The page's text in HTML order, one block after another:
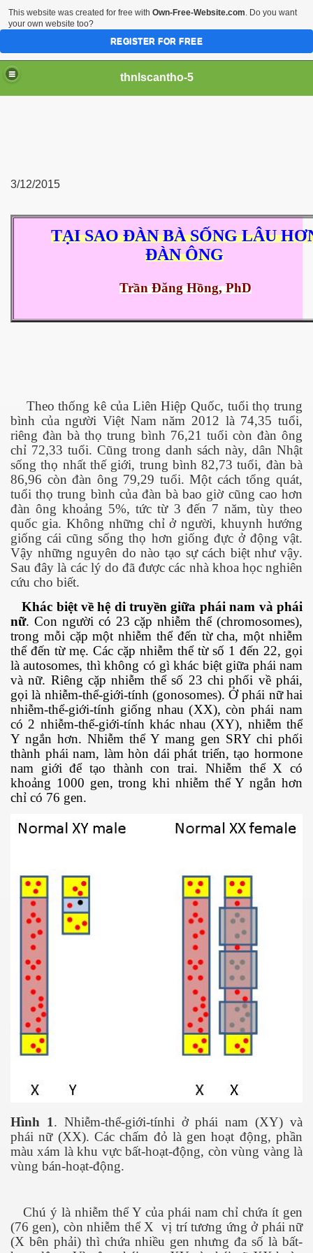
thnlscantho-5
3/12/2015
TẠI SAO ĐÀN BÀ SỐNG LÂU
ĐÀN ÔNG
Trần Đăng Hồng, PhD
Theo thống kê của Liên Hiệp Quốc, tuổi thọ trung
bình của người Việt Nam năm 2012 là 74,35 tuổi,
riêng đàn bà thọ trung bình 76,21 tuổi còn đàn ông
chỉ 72,33 tuổi. Cũng trong danh sách này, dân Nhật
sống thọ nhất thế giới, trung bình 82,73 tuổi, đàn bà
86,96 còn đàn ông 79,29 tuổi. Một cách tổng quát,
tuổi thọ trung bình của đàn bà bao giờ cũng cao hơn
đàn ông khoảng 5%, tức từ 3 đến 7 năm, tùy theo
quốc gia. Không những chỉ ở người, khuynh hướng
giống cái cũng sống thọ hơn giống đực ở động vật.
Vậy những nguyên do nào tạo sự cách biệt như vậy.
Sau đây là các lý do đã được các nhà khoa học nghiên
cứu cho biết.
Khác biệt về hệ di truyền giữa phái nam và phái
nữ. Con người có 23 cặp nhiễm thể (chromosomes),
trong mỗi cặp một nhiễm thể đến từ cha, một nhiễm
thể đến từ mẹ. Các cặp nhiễm thể từ số 1 đến 22, gọi
là autosomes, thì không có gì khác biệt giữa phái nam
và nữ. Riêng cặp nhiễm thể số 23 chi phối về phái,
gọi là nhiễm-thể-giới-tính (gonosomes). Ở phái nữ hai
nhiễm-thể-giới-tính giống nhau (XX), còn phái nam
có 2 nhiễm-thể-giới-tính khác nhau (XY), nhiễm thể
Y ngắn hơn. Nhiễm thể Y mang gen SRY chi phối
thành phái nam, làm hòn dái phát triển, tạo hormone
nam giới để tạo thành con trai. Nhiễm thể X có
khoảng 1000 gen, trong khi nhiễm thể Y ngắn hơn
chỉ có 76 gen.
Hình 1. Nhiễm-thể-giới-tínhi ở phái nam (XY) và
phái nữ (XX). Các chấm đỏ là gen hoạt động, phần
màu xám là khu vực bất-hoạt-động, còn vùng vàng là
vùng bán-hoạt-động.
Chú ý là nhiễm thể Y của phái nam chỉ chứa ít gen
(76 gen), còn nhiễm thể X vị trí tương ứng ở phái nữ
(X bên phải) thì chứa nhiều gen nhưng đa số là bất-
núp
nay
This website was created for free with Own-Free-Website.com. Do you want
your own website too?
REGISTER FOR FREE